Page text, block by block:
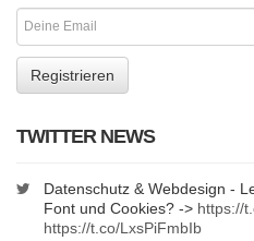
TWITTER NEWS
Datenschutz & Webdesign -
Font und Cookies? -> https://
https://t.co/LxsPiFmbIb